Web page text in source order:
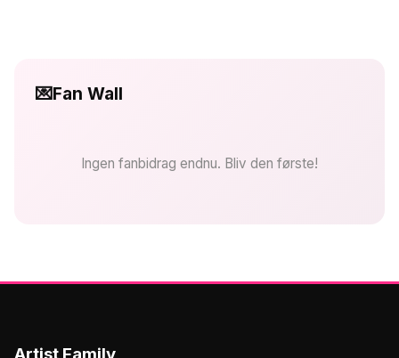
💌Fan Wall
Ingen fanbidrag endnu. Bliv den første!